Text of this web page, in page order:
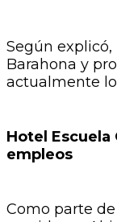
Según
Barahona y
actualmente
Hotel
empleos
Como parte